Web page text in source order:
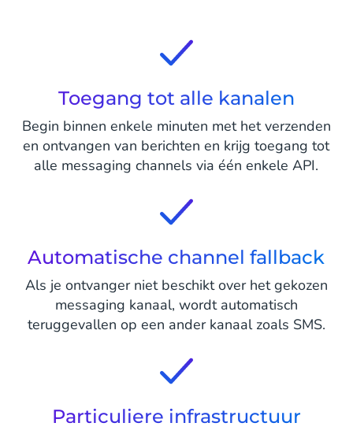
Toegang tot alle kanalen
Begin binnen enkele minuten met het verzenden
en ontvangen van berichten en krijg toegang tot
alle messaging channels via één enkele API.
Automatische channel fallback
Als je ontvanger niet beschikt over het gekozen
messaging kanaal, wordt automatisch
teruggevallen op een ander kanaal zoals SMS.
Particuliere infrastructuur